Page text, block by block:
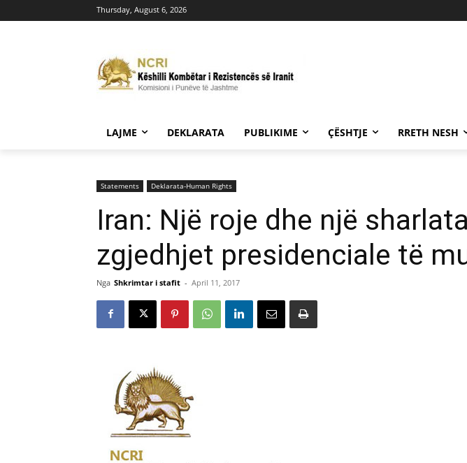
Thursday, August 6, 2026
LAJME DEKLARATA PUBLIKIME ÇËSHTJE RRETH NESH
Statements Deklarata-Human Rights
Iran: Një roje dhe një
zgjedhjet presidenciale të
Nga Shkrimtar i stafit - April 11, 2017